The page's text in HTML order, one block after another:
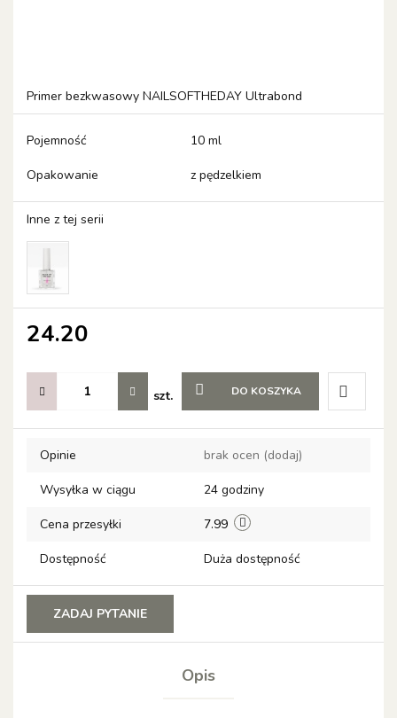
Primer bezkwasowy NAILSOFTHEDAY Ultrabond
Pojemność 10 ml
Opakowanie z pędzelkiem
Inne z tej serii
24.20
szt. DO KOSZYKA
Do
Opinie brak ocen (dodaj)
Wysyłka w ciągu 24 godziny
Cena przesyłki 7.99
Dostępność Duża dostępność
ZADAJ PYTANIE
Opis